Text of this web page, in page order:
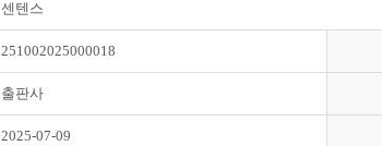
센텐스
251002025000018
출판사
2025-07-09